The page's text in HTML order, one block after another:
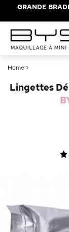
GRANDE
Home >
Lingettes